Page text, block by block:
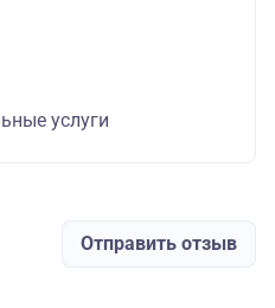
услуги
Отправить отзыв